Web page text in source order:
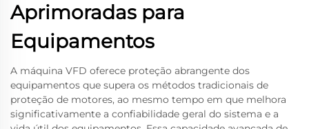
Aprimoradas para
Equipamentos
A máquina VFD oferece proteção abrangente dos
equipamentos que supera os métodos tradicionais de
proteção de motores, ao mesmo tempo em que melhora
significativamente a confiabilidade geral do sistema e a